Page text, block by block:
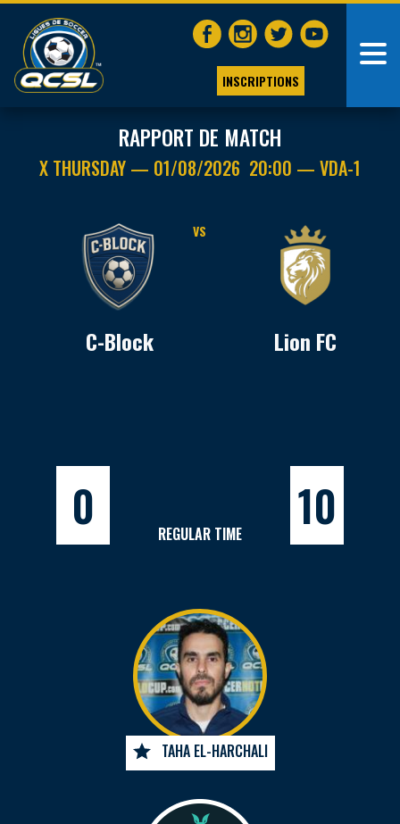
INSCRIPTIONS
RAPPORT DE MATCH
X THURSDAY — 01/08/2026 20:00 — VDA-1
C-Block
VS
Lion FC
0 REGULAR TIME 10
TAHA EL-HARCHALI